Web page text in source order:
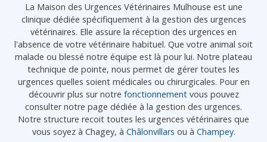
La Maison des Urgences Vétérinaires Mulhouse est une
clinique dédiée spécifiquement à la gestion des urgences
vétérinaires. Elle assure la réception des urgences en
l'absence de votre vétérinaire habituel. Que votre animal soit
malade ou blessé notre équipe est là pour lui. Notre plateau
technique de pointe, nous permet de gérer toutes les
urgences quelles soient médicales ou chirurgicales. Pour en
découvrir plus sur notre fonctionnementvous pouvez
consulter notre page dédiée à la gestion des urgences.
Notre structure recoit toutes les urgences vétérinaires que
vous soyez à Chagey, à Châlonvillars ou à Champey.